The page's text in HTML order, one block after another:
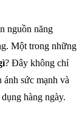
nguồn năng
Một trong những
? Đây không chỉ
ánh sức mạnh và
hàng ngày.